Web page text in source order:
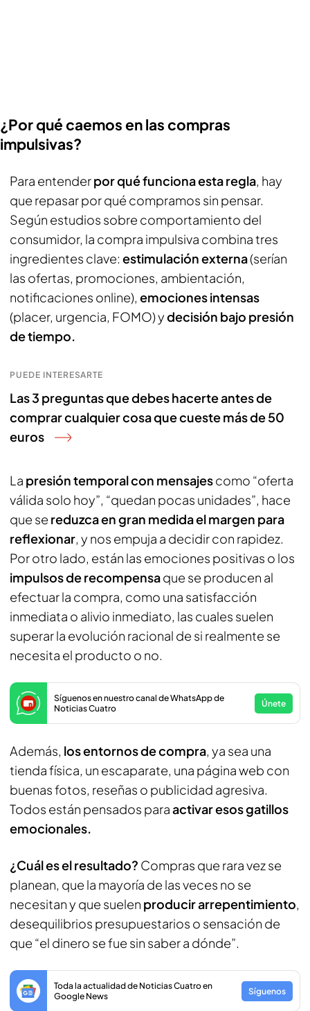
¿Por qué caemos en las compras
impulsivas?
Para entenderpor qué funciona esta regla, hay
que repasar por qué compramos sin pensar.
Según estudios sobre comportamiento del
consumidor, la compra impulsiva combina tres
ingredientes clave: estimulación externa(serían
las ofertas, promociones, ambientación,
notificaciones online), emociones intensas
(placer, urgencia, FOMO) ydecisión bajo presión
de tiempo.
PUEDE INTERESARTE
Las 3 preguntas que debes hacerte antes de
comprar cualquier cosa que cueste más de 50
euros
La presión temporal con mensajescomo “oferta
válida solo hoy”, “quedan pocas unidades”, hace
que se reduzca en gran medida el margen para
reflexionar, y nos empuja a decidir con rapidez.
Por otro lado, están las emociones positivas o los
impulsos de recompensaque se producen al
efectuar la compra, como una satisfacción
inmediata o alivio inmediato, las cuales suelen
superar la evolución racional de si realmente se
necesita el producto o no.
Síguenos en nuestro canal de WhatsApp de
Noticias Cuatro
Únete
Además, los entornos de compra, ya sea una
tienda física, un escaparate, una página web con
buenas fotos, reseñas o publicidad agresiva.
Todos están pensados paraactivar esos gatillos
emocionales.
¿Cuál es el resultado? Compras que rara vez se
planean, que la mayoría de las veces no se
necesitan y que suelen producir arrepentimiento,
desequilibrios presupuestarios o sensación de
que “el dinero se fue sin saber a dónde”.
Toda la actualidad de Noticias Cuatro en
Google News
Síguenos